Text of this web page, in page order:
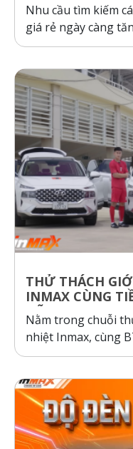
Nhu cầu tìm kiếm
giá rẻ ngày càng
sẵn sàng bỏ ra
hãng” và “hàng giả,
THỬ THÁCH
INMAX CÙNG
DŨNG
Nằm trong chuỗi
nhiệt Inmax, cùng
cầu thủ Nhâm
các dòng phim
thụ...